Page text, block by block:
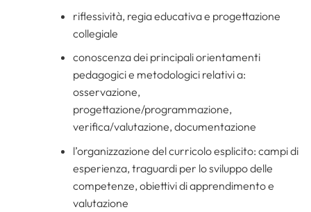
riflessività, regia educativa e progettazione
collegiale
conoscenza dei principali orientamenti
pedagogici e metodologici relativi a:
osservazione,
progettazione/programmazione,
verifica/valutazione, documentazione
l’organizzazione del curricolo esplicito: campi di
esperienza, traguardi per lo sviluppo delle
competenze, obiettivi di apprendimento e
valutazione